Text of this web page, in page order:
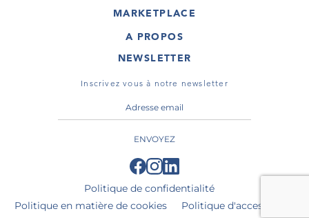
GALERIE
ARTISTE
TOUR VIRTUEL
MARKETPLACE
OEUVRES D'ART
TOURS VIRTUELS
A PROPOS
MASTERART
CONDITIONS GÉNÉRALES
NEWSLETTER
Inscrivez vous à notre newsletter
ENVOYEZ
Politique de confidentialité
Politique en matière de cookies
Politique d'accessibilité